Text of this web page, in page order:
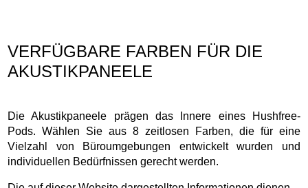
VERFÜGBARE FARBEN FÜR DIE
AKUSTIKPANEELE
Die Akustikpaneele prägen das Innere eines Hushfree-
Pods. Wählen Sie aus 8 zeitlosen Farben, die für eine
Vielzahl von Büroumgebungen entwickelt wurden und
individuellen Bedürfnissen gerecht werden.